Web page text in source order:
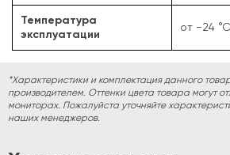
Температура
эксплуатации
от −24
*Характеристики и комплектация данного
производителем. Оттенки цвета товара могут
мониторах. Пожалуйста уточняйте
наших менеджеров.